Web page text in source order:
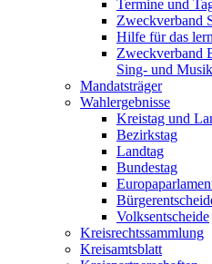
Termine und
Zweckverband
Hilfe für das
Zweckverband
Sing- und
Mandatsträger
Wahlergebnisse
Kreistag und
Bezirkstag
Landtag
Bundestag
Volksentscheide
Kreisrechtssammlung
Kreisamtsblatt